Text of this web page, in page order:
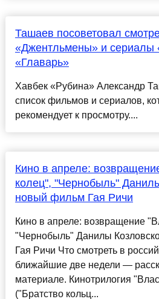
Ташаев посоветовал
«Джентльмены» и сериалы
«Главарь»
Хавбек «Рубина» Александр
список фильмов и сериалов,
рекомендует к просмотру....
Кино в апреле:
колец", "Чернобыль"
новый фильм Гая Ричи
Кино в апреле: возвращение
"Чернобыль" Данилы
Гая Ричи Что смотреть в
ближайшие две недели —
материале. Кинотрилогия
("Братство кольц...